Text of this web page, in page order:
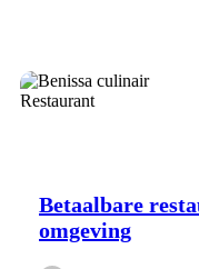
Betaalbare
omgeving